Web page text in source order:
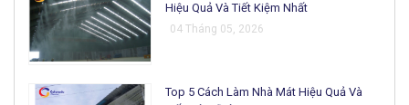
Hiệu Quả Và Tiết Kiệm Nhất
04 Tháng 05, 2026
Top 5 Cách Làm Nhà Mát Hiệu Quả Và